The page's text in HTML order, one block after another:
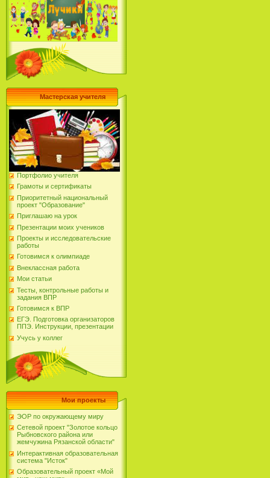
Мастерская учителя
Портфолио учителя
Грамоты и сертификаты
Приоритетный национальный
проект "Образование"
Приглашаю на урок
Презентации моих учеников
Проекты и исследовательские
работы
Готовимся к олимпиаде
Внеклассная работа
Мои статьи
Тесты, контрольные работы и
задания ВПР
Готовимся к ВПР
ЕГЭ. Подготовка организаторов
ППЭ. Инструкции, презентации
Учусь у коллег
Мои проекты
ЭОР по окружающему миру
Сетевой проект "Золотое кольцо
Рыбновского района или
жемчужина Рязанской области"
Интерактивная образовательная
система "Исток"
Образовательный проект «Мой